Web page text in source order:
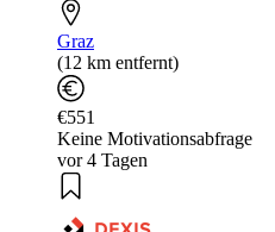
Graz
(12 km entfernt)
€551
Keine Motivationsabfrage
vor 4 Tagen